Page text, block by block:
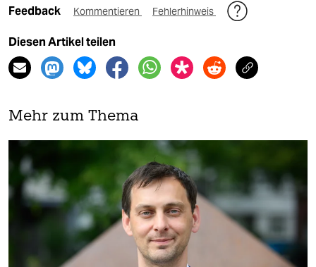
Feedback Kommentieren Fehlerhinweis
Diesen Artikel teilen
Mehr zum Thema